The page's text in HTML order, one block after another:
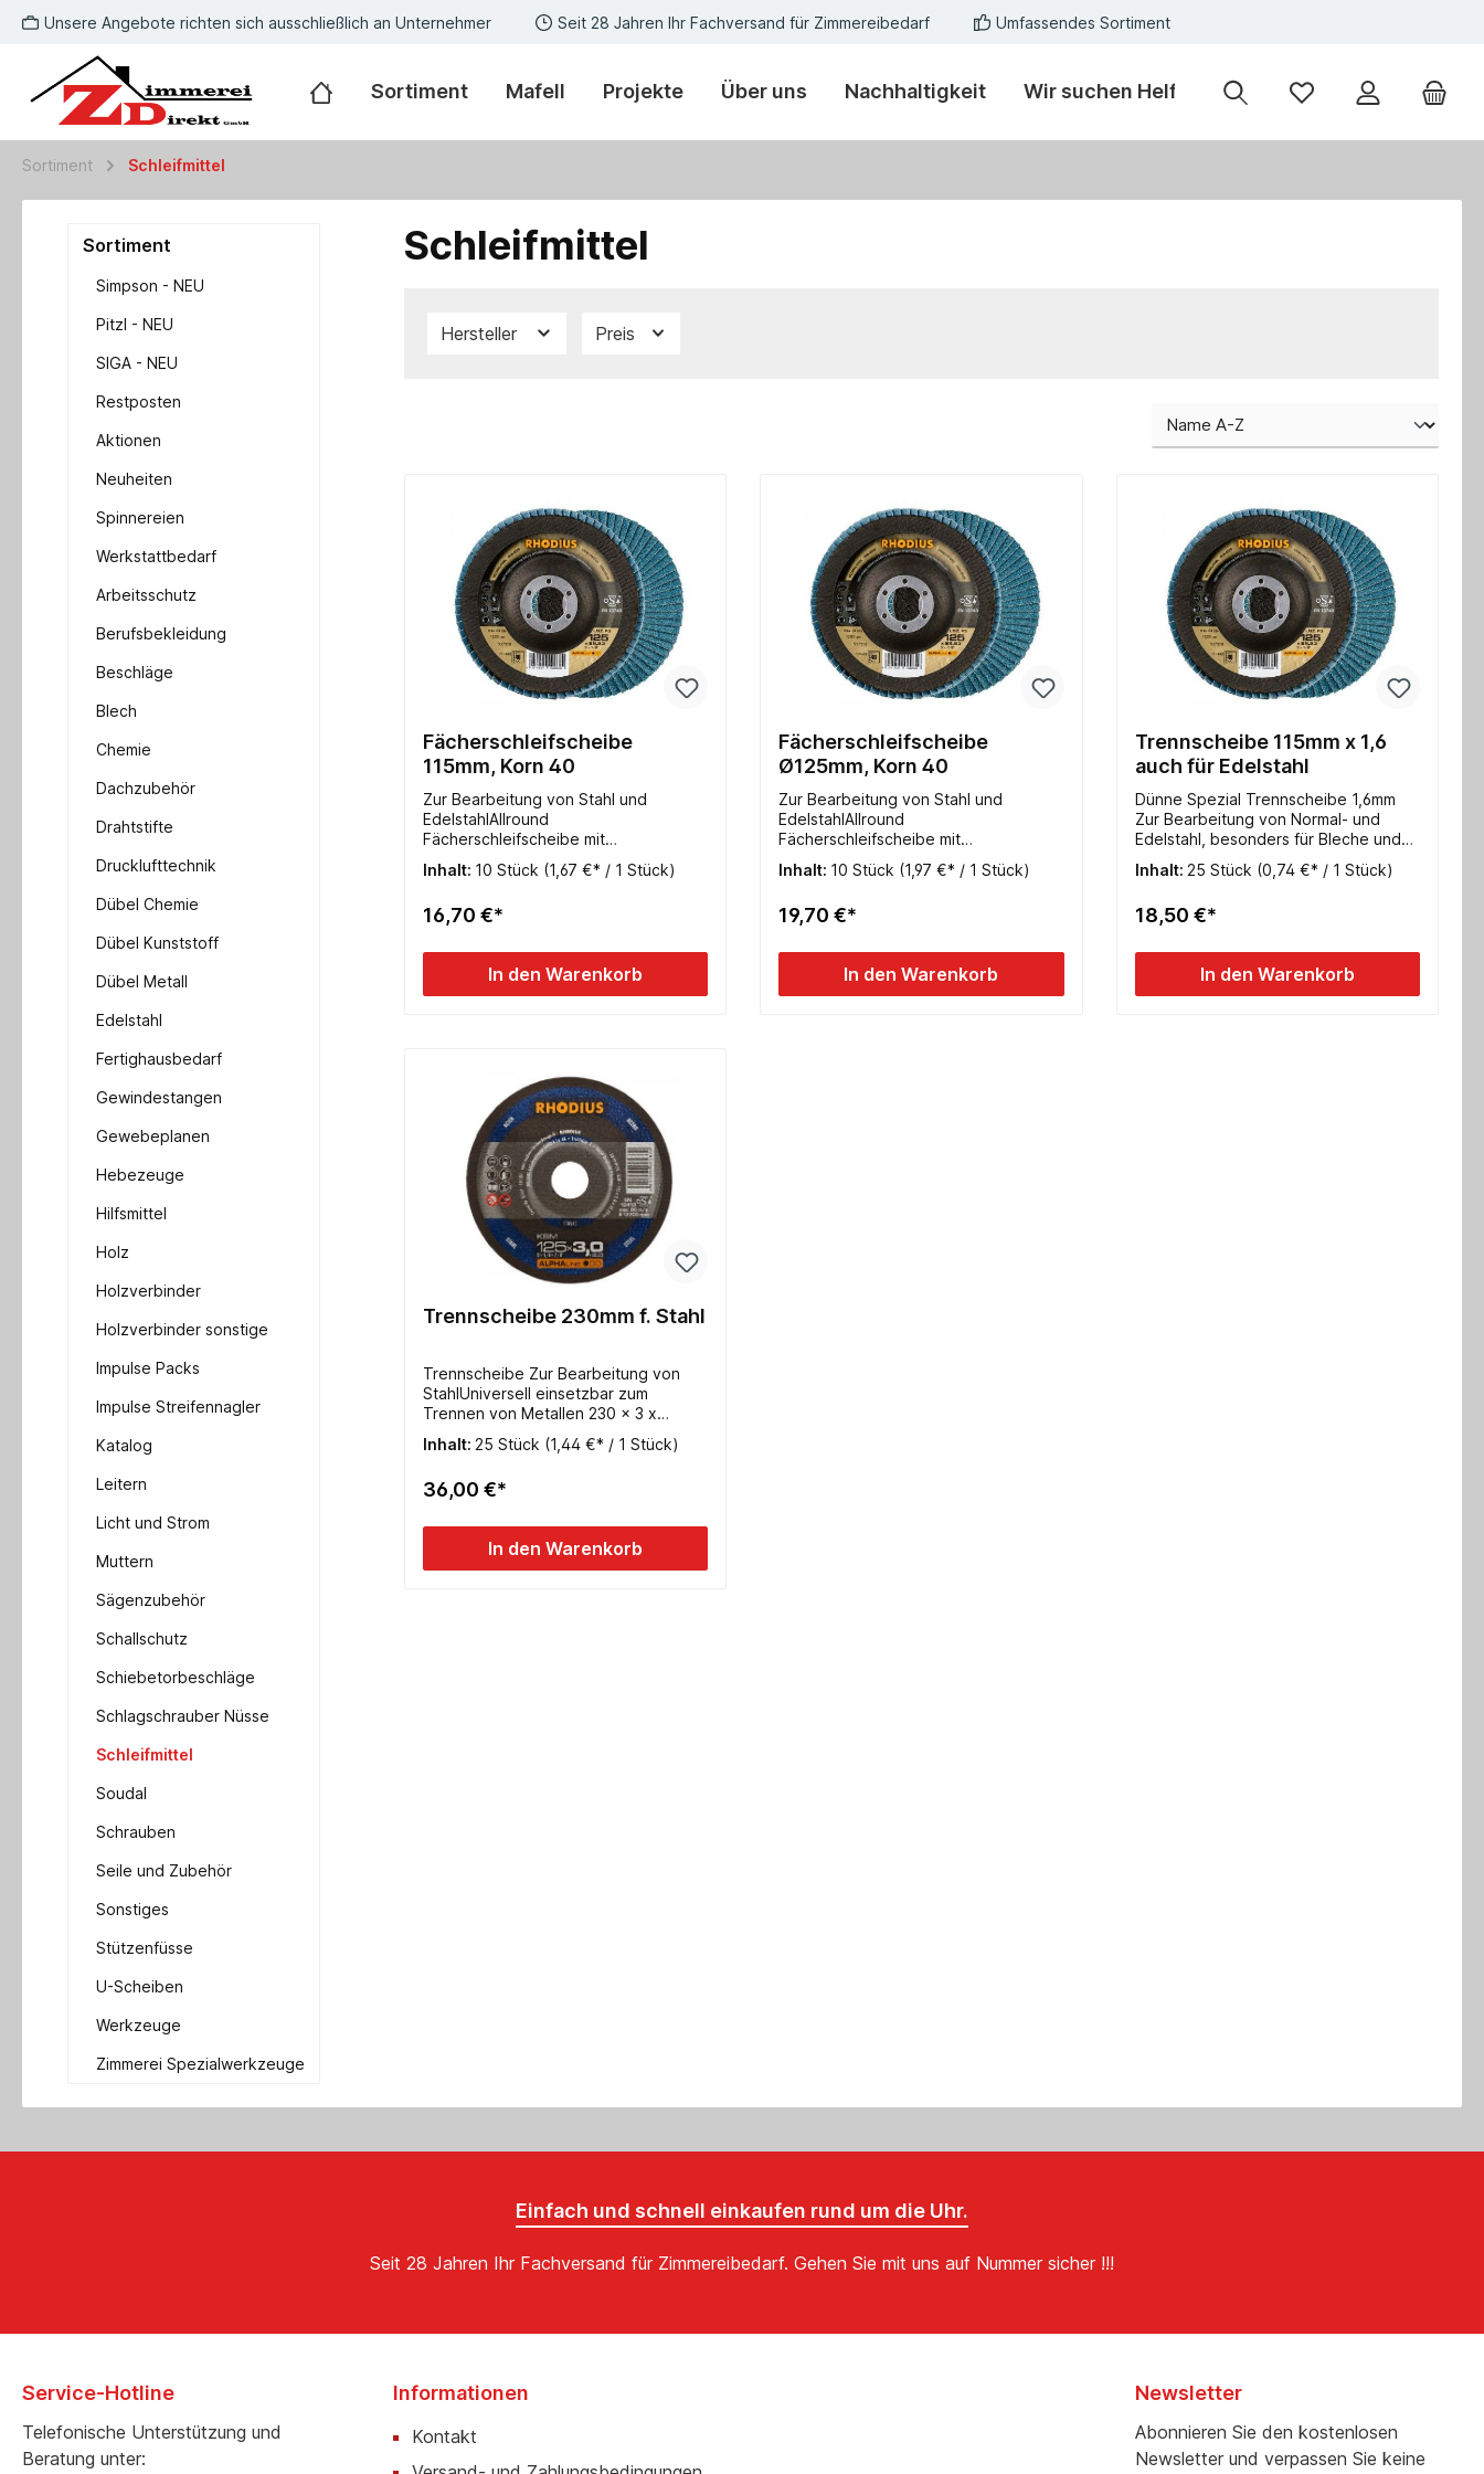
Unsere Angebote richten sich ausschließlich an Unternehmer Seit 28 Jahren Ihr Fachversand für Zimmereibedarf Umfassendes Sortiment
Sortiment Mafell Projekte Über uns Nachhaltigkeit Wir suchen Helfer
Sortiment Schleifmittel
Sortiment
Simpson - NEU
Pitzl - NEU
SIGA - NEU
Restposten
Aktionen
Neuheiten
Spinnereien
Werkstattbedarf
Arbeitsschutz
Berufsbekleidung
Beschläge
Blech
Chemie
Dachzubehör
Drahtstifte
Drucklufttechnik
Dübel Chemie
Dübel Kunststoff
Dübel Metall
Edelstahl
Fertighausbedarf
Gewindestangen
Gewebeplanen
Hebezeuge
Hilfsmittel
Holz
Holzverbinder
Holzverbinder sonstige
Impulse Packs
Impulse Streifennagler
Katalog
Leitern
Licht und Strom
Muttern
Sägenzubehör
Schallschutz
Schiebetorbeschläge
Schlagschrauber Nüsse
Schleifmittel
Soudal
Schrauben
Seile und Zubehör
Sonstiges
Stützenfüsse
U-Scheiben
Werkzeuge
Zimmerei Spezialwerkzeuge
Schleifmittel
Hersteller Preis
Fächerschleifscheibe
115mm, Korn 40
Zur Bearbeitung von Stahl und
EdelstahlAllround
Fächerschleifscheibe mit
Zirkonrundband 115 x 22,23mm - Korn
40 gewölbt - Ideal für Flächenschliff
Hervorragende Abtagsleitung bei
Zuschmieren - Keine Kratzer am
Werkstück
Inhalt: 10 Stück (1,67 €* / 1 Stück)
16,70 €*
In den Warenkorb
Fächerschleifscheibe
Ø125mm, Korn 40
Zur Bearbeitung von Stahl und
EdelstahlAllround
Fächerschleifscheibe mit
Zirkonrundband 125 x 22,23mm - Korn
40 gewölbt - Ideal für Flächenschliff
Hervorragende Abtagsleitung bei
Zuschmieren - Keine Kratzer am
Werkstück
Inhalt: 10 Stück (1,97 €* / 1 Stück)
19,70 €*
In den Warenkorb
Trennscheibe 115mm x 1,6
auch für Edelstahl
Dünne Spezial Trennscheibe 1,6mm
Zur Bearbeitung von Normal- und
Edelstahl, besonders für Bleche und
dünnwandige Profile geeignet.115 x
1,6 x 22,23mm Gerade Form
Inhalt: 25 Stück (0,74 €* / 1 Stück)
18,50 €*
In den Warenkorb
Trennscheibe 230mm f. Stahl
Trennscheibe Zur Bearbeitung von
StahlUniversell einsetzbar zum
Trennen von Metallen 230 x 3 x
22,23mm Gerade Form
Inhalt: 25 Stück (1,44 €* / 1 Stück)
36,00 €*
In den Warenkorb
Einfach und schnell einkaufen rund um die Uhr.
Seit 28 Jahren Ihr Fachversand für Zimmereibedarf. Gehen Sie mit uns auf Nummer sicher !!!
Service-Hotline
Telefonische Unterstützung und
Beratung unter:
Informationen
Kontakt
Newsletter
Abonnieren Sie den kostenlosen
Newsletter und verpassen Sie keine